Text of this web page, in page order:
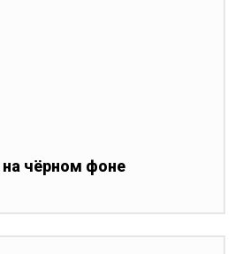
чёрном фоне